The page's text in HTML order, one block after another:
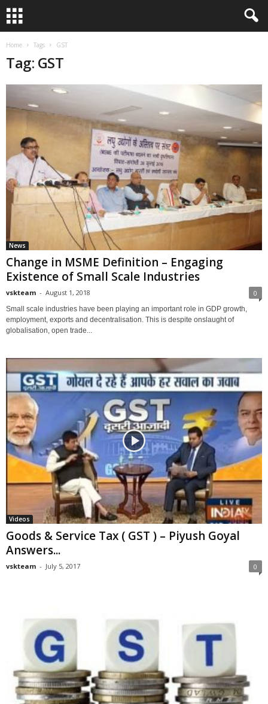
Home Tags GST
Tag: GST
News
Change in MSME Definition – Engaging
Existence of Small Scale Industries
vskteam - August 1, 2018 0
Small scale industries have been playing an important role in GDP growth,
employment, exports and decentralisation. This is despite onslaught of
globalisation, open trade...
Videos
Goods & Service Tax ( GST ) – Piyush Goyal
Answers...
vskteam - July 5, 2017 0